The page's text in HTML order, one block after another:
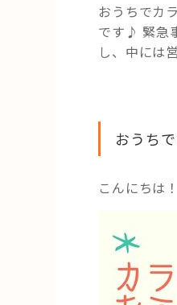
おうちでカ
です♪ 緊急
し、中には
おうち
こんにちは